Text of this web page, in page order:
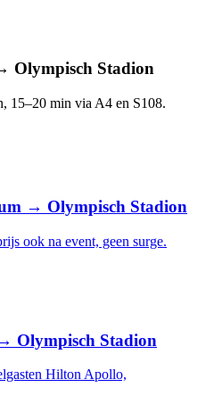
Olympisch Stadion
15–20 min via A4 en S108.
→ Olympisch Stadion
ook na event, geen surge.
Olympisch Stadion
Hilton Apollo,